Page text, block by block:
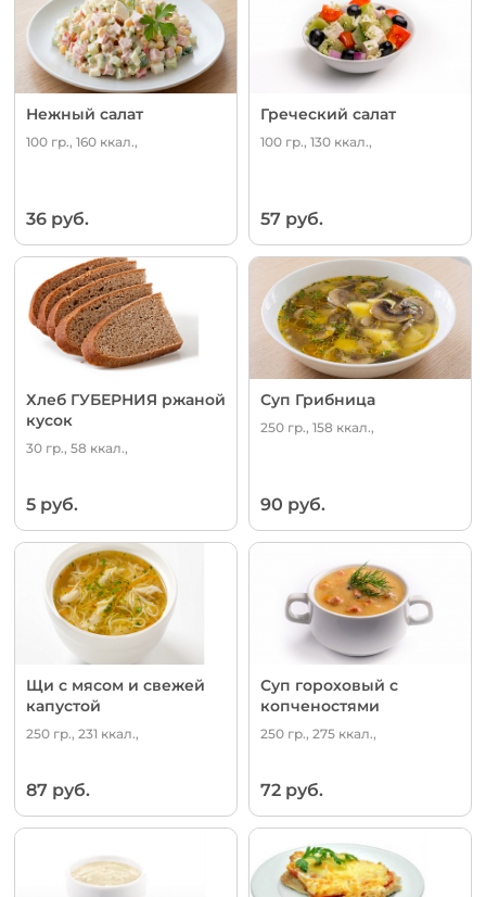
Нежный салат
100 гр., 160 ккал.,
36 руб.
Греческий салат
100 гр., 130 ккал.,
57 руб.
Хлеб ГУБЕРНИЯ ржаной
кусок
30 гр., 58 ккал.,
5 руб.
Суп Грибница
250 гр., 158 ккал.,
90 руб.
Щи с мясом и свежей
капустой
250 гр., 231 ккал.,
87 руб.
Суп гороховый с
копченостями
250 гр., 275 ккал.,
72 руб.